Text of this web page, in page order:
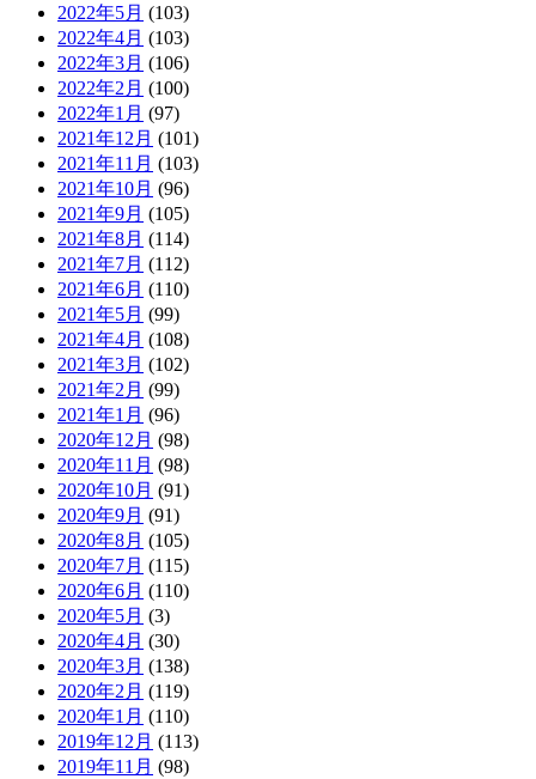
2022年5月 (103)
2022年4月 (103)
2022年3月 (106)
2022年2月 (100)
2022年1月 (97)
2021年12月 (101)
2021年11月 (103)
2021年10月 (96)
2021年9月 (105)
2021年8月 (114)
2021年7月 (112)
2021年6月 (110)
2021年5月 (99)
2021年4月 (108)
2021年3月 (102)
2021年2月 (99)
2021年1月 (96)
2020年12月 (98)
2020年11月 (98)
2020年10月 (91)
2020年9月 (91)
2020年8月 (105)
2020年7月 (115)
2020年6月 (110)
2020年5月 (3)
2020年4月 (30)
2020年3月 (138)
2020年2月 (119)
2020年1月 (110)
2019年12月 (113)
2019年11月 (98)